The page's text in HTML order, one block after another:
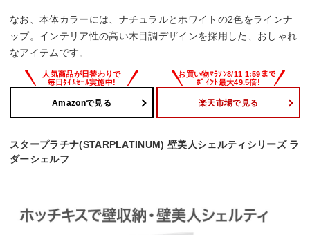
なお、本体カラーには、ナチュラルとホワイトの2色をラインナ
ップ。インテリア性の高い木目調デザインを採用した、おしゃれ
なアイテムです。
Amazonで見る 楽天市場で見る
スタープラチナ(STARPLATINUM) 壁美人シェルティシリーズ ラ
ダーシェルフ